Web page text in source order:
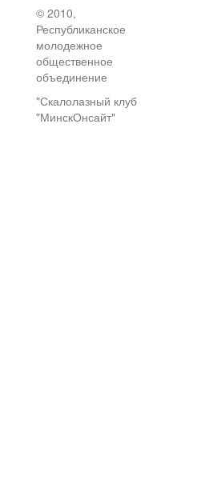
© 2010,
Республиканское
молодежное
общественное
объединение
"Скалолазный клуб
"МинскОнсайт"